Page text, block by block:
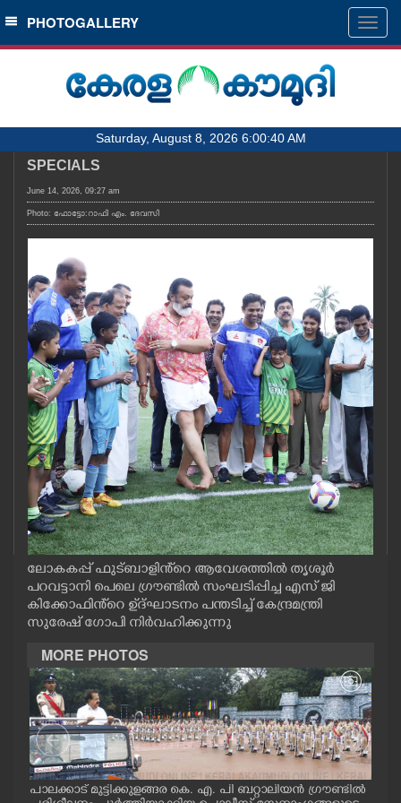
SECTIONS
HOME
NOTIFIED NEWS
KERALA
LOCAL
OBITUARY
NEWS 360
CASE DIARY
CINEMA
OPINION
PHOTOS
LIFESTYLE
SPIRITUAL
INFO+
ART
PHOTOGALLERY
Saturday, August 8, 2026 6:00:40 AM
SPECIALS
June 14, 2026, 09:27 am
Photo: ഫോട്ടോ:റാഫി എം. ദേവസി
ലോകകപ്പ് ഫുട്ബാളിൻ്റെ ആവേശത്തിൽ തൃശൂർ
പറവട്ടാനി പെലെ ഗ്രൗണ്ടിൽ സംഘടിപ്പിച്ച എസ് ജി
കിക്കോഫിൻ്റെ ഉ്ദ്ഘാടനം പന്തടിച്ച് കേന്ദ്രമന്ത്രി
സുരേഷ് ഗോപി നിർവഹിക്കുന്നു
MORE PHOTOS
പാലക്കാട് മുട്ടിക്കുളങ്ങര കെ. എ. പി ബറ്റാലിയൻ ഗ്രൗണ്ടിൽ